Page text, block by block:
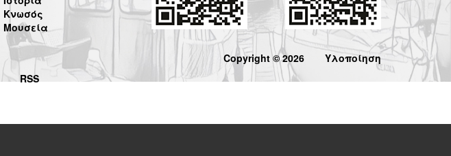
Κνωσός
Μουσεία
RSS
Copyright © 2026 Υλοποίηση